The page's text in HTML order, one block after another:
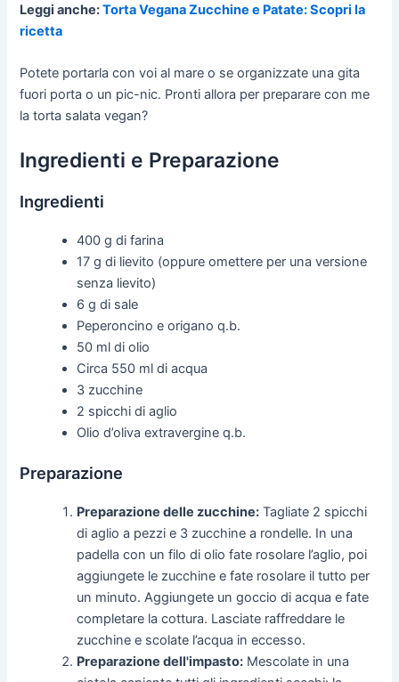
Leggi anche:Torta Vegana Zucchine e Patate: Scopri la
ricetta
Potete portarla con voi al mare o se organizzate una gita
fuori porta o un pic-nic. Pronti allora per preparare con me
la torta salata vegan?
Ingredienti e Preparazione
Ingredienti
400 g di farina
17 g di lievito (oppure omettere per una versione
senza lievito)
6 g di sale
Peperoncino e origano q.b.
50 ml di olio
Circa 550 ml di acqua
3 zucchine
2 spicchi di aglio
Olio d’oliva extravergine q.b.
Preparazione
Preparazione delle zucchine: Tagliate 2 spicchi
di aglio a pezzi e 3 zucchine a rondelle. In una
padella con un filo di olio fate rosolare l’aglio, poi
aggiungete le zucchine e fate rosolare il tutto per
un minuto. Aggiungete un goccio di acqua e fate
completare la cottura. Lasciate raffreddare le
zucchine e scolate l’acqua in eccesso.
Preparazione dell'impasto: Mescolate in una